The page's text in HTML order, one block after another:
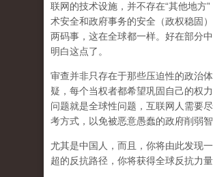
联网的技术设施，并不存在“其他地方
术安全和政府事务的安全（政权稳固
两码事，这在全球都一样。好在部分
明白这点了。
审查并非只存在于那些压迫性的政治
疑，每个当权者都希望巩固自己的权
问题就是全球性问题，互联网人需要
考方式，以免被恶意愚蠢的政府削弱
尤其是中国人，而且，你将由此发现
超的反抗路径，你将获得全球反抗力量